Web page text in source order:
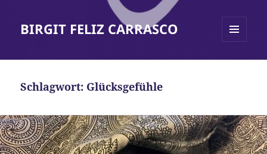
BIRGIT FELIZ CARRASCO
Schlagwort: Glücksgefühle